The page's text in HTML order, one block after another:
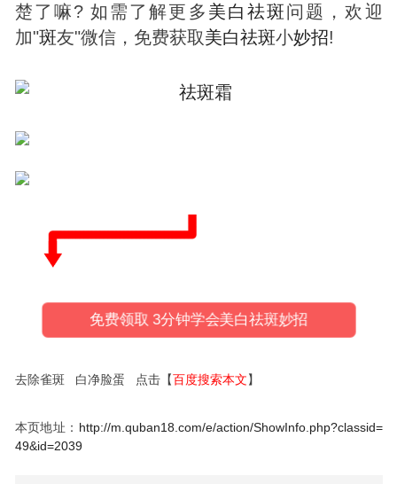
楚了嘛? 如需了解更多 美白 祛斑问题，欢迎
加"斑友"微信，免费获取美白祛斑小妙招!
免费领取 3分钟学会美白祛斑妙招
去除雀斑 白净脸蛋 点击【百度搜索本文】
本页地址： http://m.quban18.com/e/action/ShowInfo.php?classid=
49&id=2039